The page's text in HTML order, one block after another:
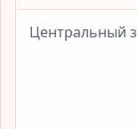
Центральный